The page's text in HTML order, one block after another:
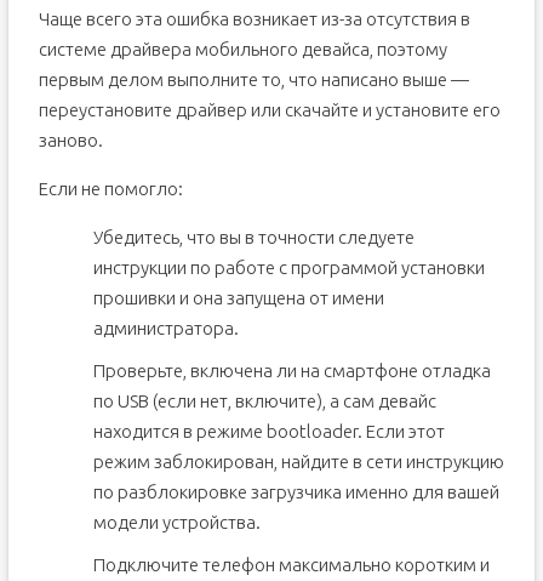
Чаще всего эта ошибка возникает из-за отсутствия в
системе драйвера мобильного девайса, поэтому
первым делом выполните то, что написано выше —
переустановите драйвер или скачайте и установите его
заново.
Если не помогло:
Убедитесь, что вы в точности следуете
инструкции по работе с программой установки
прошивки и она запущена от имени
администратора.
Проверьте, включена ли на смартфоне отладка
по USB (если нет, включите), а сам девайс
находится в режиме bootloader. Если этот
режим заблокирован, найдите в сети инструкцию
по разблокировке загрузчика именно для вашей
модели устройства.
Подключите телефон максимально коротким и